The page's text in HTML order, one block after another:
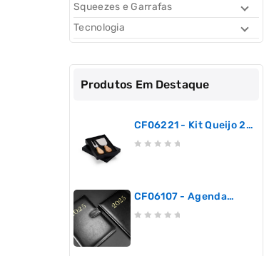
Squeezes e Garrafas
Tecnologia
Produtos Em Destaque
CF06221 - Kit Queijo 2
Peças
CF06107 - Agenda
Semanal 2025